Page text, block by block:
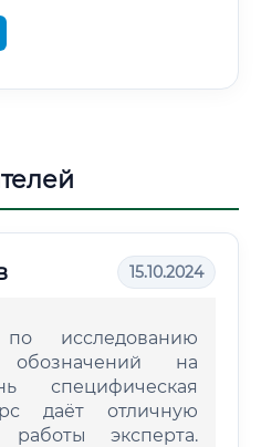
15.10.2024
исследованию
обозначений на
специфическая
даёт отличную
работы эксперта.